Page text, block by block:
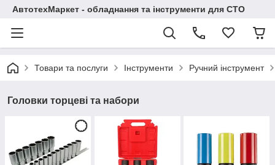
АвтотехМаркет - обладнання та інструменти для СТО
Товари та послуги Інструменти Ручний інструмент
Головки торцеві та набори